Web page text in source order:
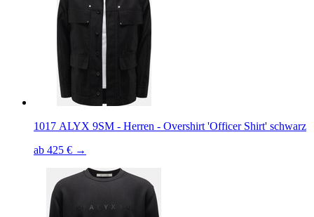
1017 ALYX 9SM - Herren - Overshirt 'Officer Shirt' schwarz
ab 425 € →